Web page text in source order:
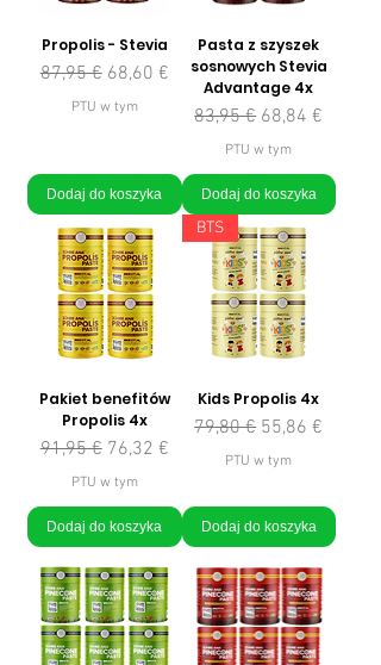
Propolis - Stevia
Regularna cena
87,95 € Cena rabatowa
68,60 €
PTU w tym
Dodaj do koszyka
Pasta z szyszek
sosnowych Stevia
Advantage 4x
Regularna cena
83,95 € Cena rabatowa
68,84 €
PTU w tym
Dodaj do koszyka
Pakiet benefitów
Propolis 4x
Regularna cena
91,95 € Cena rabatowa
76,32 €
PTU w tym
Dodaj do koszyka
BTS
Kids Propolis 4x
Regularna cena
79,80 € Cena rabatowa
55,86 €
PTU w tym
Dodaj do koszyka